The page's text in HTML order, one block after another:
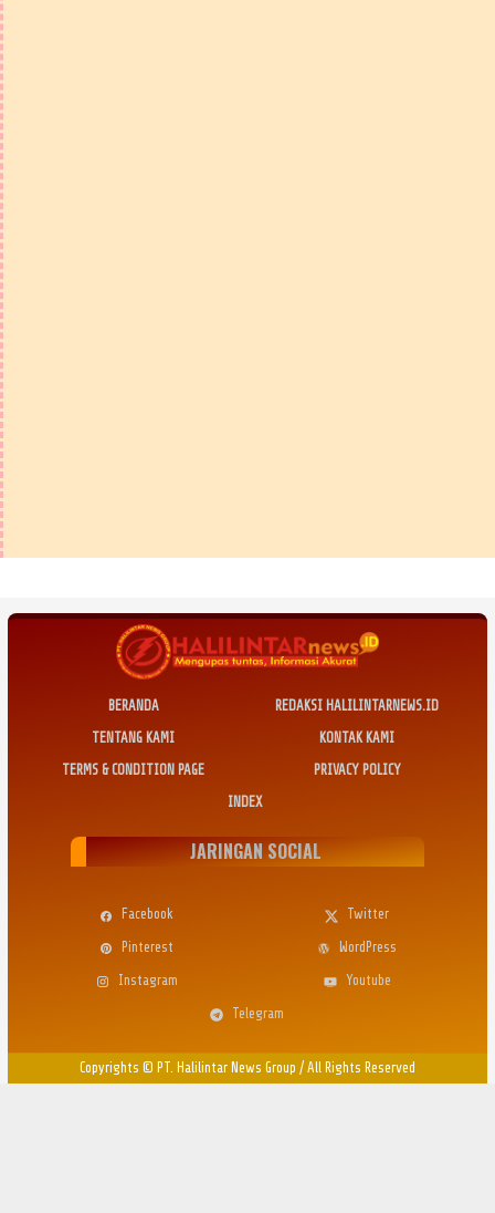
BERANDA
REDAKSI HALILINTARNEWS.ID
TENTANG KAMI
KONTAK KAMI
TERMS & CONDITION PAGE
PRIVACY POLICY
INDEX
JARINGAN SOCIAL
Facebook
Twitter
Pinterest
WordPress
Instagram
Youtube
Telegram
Copyrights © PT. Halilintar News Group / All Rights Reserved